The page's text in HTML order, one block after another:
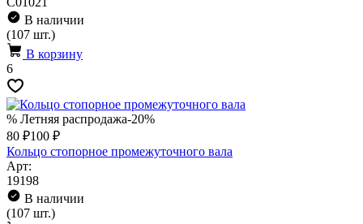
В наличии
(107 шт.)
В корзину
6
% Летняя распродажа-20%
80 ₽100 ₽
Кольцо стопорное промежуточного вала
Арт:
19198
В наличии
(107 шт.)